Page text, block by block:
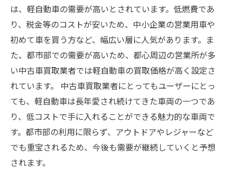
は、軽自動車の需要が高いとされています。低燃費であ
り、税金等のコストが安いため、中小企業の営業用車や
初めて車を買う方など、幅広い層に人気があります。ま
た、都市部での需要が高いため、都心周辺の営業所が多
い中古車買取業者では軽自動車の買取価格が高く設定さ
れています。 中古車買取業者にとってもユーザーにとっ
ても、軽自動車は長年愛され続けてきた車両の一つであ
り、低コストで手に入れることができる魅力的な車両で
す。都市部の利用に限らず、アウトドアやレジャーなど
でも重宝されるため、今後も需要が継続していくと予想
されます。